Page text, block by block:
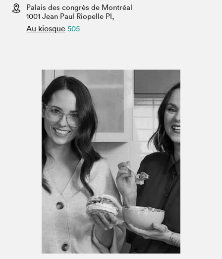
Espace enseignant·e·s
Espace pro
Palais des congrès de Montréal
1001 Jean Paul Riopelle Pl,
Au kiosque 505